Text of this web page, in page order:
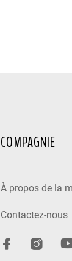
COMPAGNIE
À propos de la
Contactez-nous